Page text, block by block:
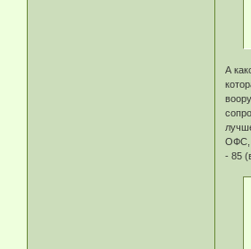
А
ОФС,
- 85